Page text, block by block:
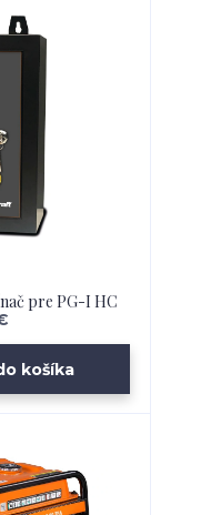
pre PG-I HC
košíka